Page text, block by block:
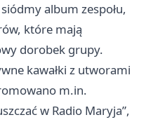
album zespołu,
które mają
dorobek grupy.
kawałki z utworami
m.in.
w Radio Maryja”,